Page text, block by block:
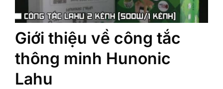
Giới thiệu về công tắc
thông minh Hunonic
Lahu